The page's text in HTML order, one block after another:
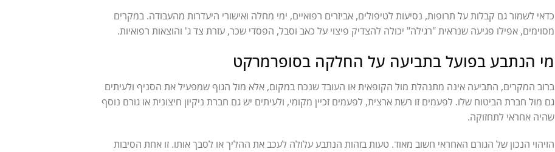
כדאי לשמור גם קבלות על תרופות, נסיעות לטיפולים, אביזרים רפואיים, ימי מחלה ואישורי היעדרות מהעבודה. במקרים
מסוימים, אפילו פגיעה שנראית "רגילה" יכולה להצדיק פיצוי על כאב וסבל, הפסדי שכר, עזרת צד ג' והוצאות רפואיות.
מי הנתבע בפועל בתביעה על החלקה בסופרמרקט
ברוב המקרים, התביעה אינה מתנהלת מול הקופאית או העובד שנכח במקום, אלא מול הגוף שמפעיל את הסניף ולעיתים
גם מול חברת הביטוח שלו. לפעמים זו רשת ארצית, לפעמים זכיין מקומי, ולעיתים יש גם חברת ניקיון חיצונית או גורם נוסף
שהיה אחראי לתחזוקה.
הזיהוי הנכון של הגורם האחראי חשוב מאוד. טעות בזהות הנתבע עלולה לעכב את ההליך או לסבך אותו. זו אחת הסיבות